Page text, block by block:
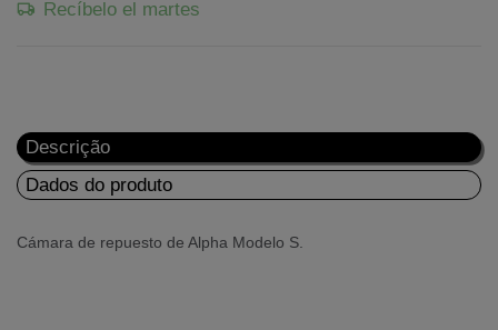
Recíbelo el martes
Descrição
Dados do produto
Cámara de repuesto de Alpha Modelo S.